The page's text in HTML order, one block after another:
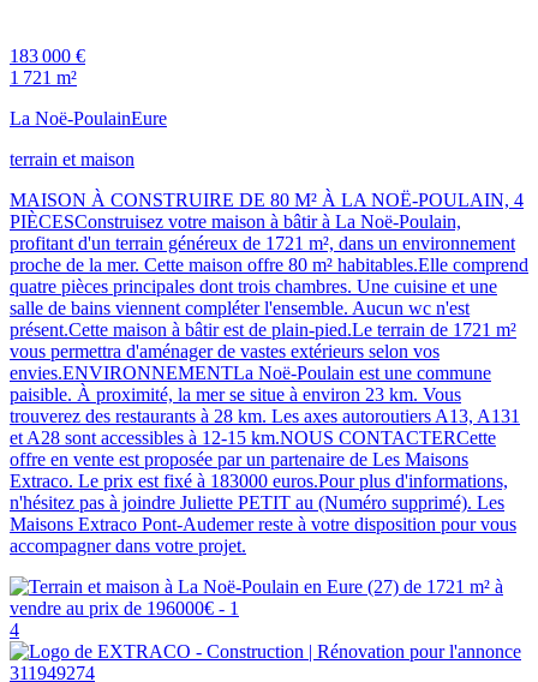
183 000 €
1 721 m²
La Noë-PoulainEure
terrain et maison
MAISON À CONSTRUIRE DE 80 M² À LA NOË-POULAIN, 4
PIÈCESConstruisez votre maison à bâtir à La Noë-Poulain,
profitant d'un terrain généreux de 1721 m², dans un environnement
proche de la mer. Cette maison offre 80 m² habitables.Elle comprend
quatre pièces principales dont trois chambres. Une cuisine et une
salle de bains viennent compléter l'ensemble. Aucun wc n'est
présent.Cette maison à bâtir est de plain-pied.Le terrain de 1721 m²
vous permettra d'aménager de vastes extérieurs selon vos
envies.ENVIRONNEMENTLa Noë-Poulain est une commune
paisible. À proximité, la mer se situe à environ 23 km. Vous
trouverez des restaurants à 28 km. Les axes autoroutiers A13, A131
et A28 sont accessibles à 12-15 km.NOUS CONTACTERCette
offre en vente est proposée par un partenaire de Les Maisons
Extraco. Le prix est fixé à 183000 euros.Pour plus d'informations,
n'hésitez pas à joindre Juliette PETIT au (Numéro supprimé). Les
Maisons Extraco Pont-Audemer reste à votre disposition pour vous
accompagner dans votre projet.
4